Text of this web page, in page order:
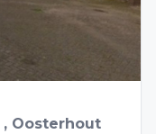
, Oosterhout